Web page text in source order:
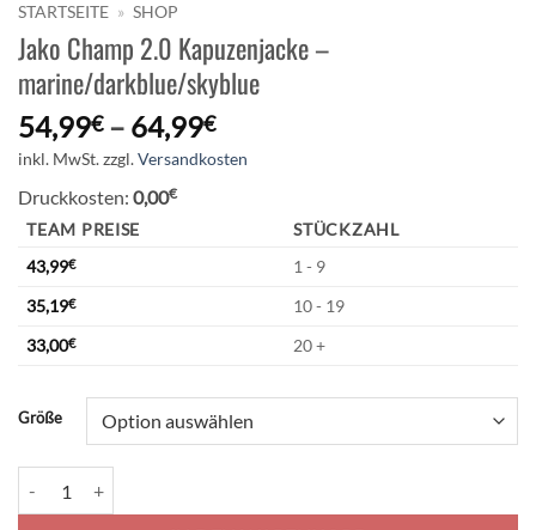
STARTSEITE » SHOP
Jako Champ 2.0 Kapuzenjacke –
marine/darkblue/skyblue
54,99€– 64,99€
inkl. MwSt.zzgl.Versandkosten
Druckkosten: 0,00€
TEAM PREISE
STÜCKZAHL
43,99€
1 - 9
35,19€
10 - 19
33,00€ 20 +
Größe
Alternative: